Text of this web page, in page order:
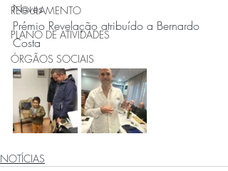
REGULAMENTO
PLANO DE ATIVIDADES
ÓRGÃOS SOCIAIS
Neves
Prémio Revelação atribuído a Bernardo
Costa
NOTÍCIAS